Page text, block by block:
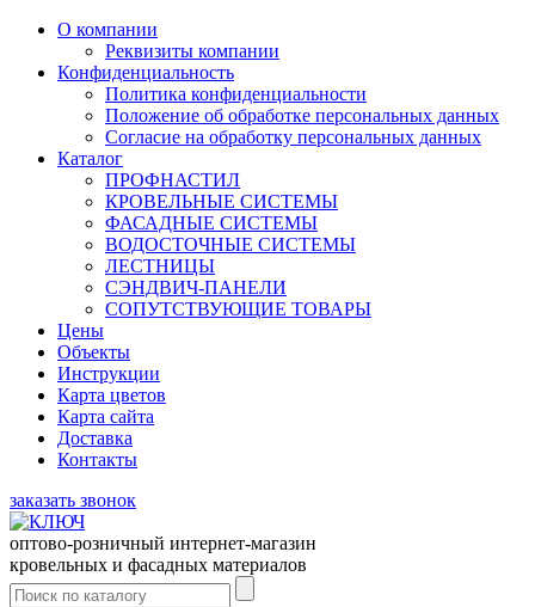
О компании
Реквизиты компании
Конфиденциальность
Политика конфиденциальности
Положение об обработке персональных данных
Согласие на обработку персональных данных
Каталог
ПРОФНАСТИЛ
КРОВЕЛЬНЫЕ СИСТЕМЫ
ФАСАДНЫЕ СИСТЕМЫ
ВОДОСТОЧНЫЕ СИСТЕМЫ
ЛЕСТНИЦЫ
СЭНДВИЧ-ПАНЕЛИ
СОПУТСТВУЮЩИЕ ТОВАРЫ
Цены
Объекты
Инструкции
Карта цветов
Карта сайта
Доставка
Контакты
заказать звонок
оптово-розничный интернет-магазин
кровельных и фасадных материалов